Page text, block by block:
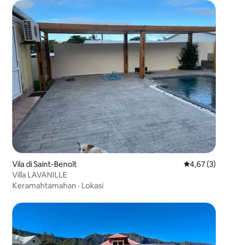
Vila di Saint-Benoît Nilai rata-
4,67 (3)
Villa LAVANILLE
Keramahtamahan · Lokasi